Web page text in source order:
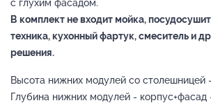
с глухим фасадом.
В комплект не входит мойка,
техника, кухонный фартук, смеситель и
решения.
Высота нижних модулей со столешницей
Глубина нижних модулей -